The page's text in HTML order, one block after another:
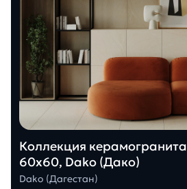
Коллекция
60х60, Dako (Дако)
Dako (Дагестан)